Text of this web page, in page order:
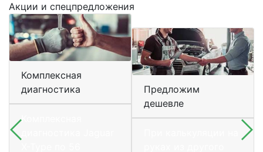
Акции и спецпредложения
Комплексная
диагностика
Комплексная
Предложим
дешевле